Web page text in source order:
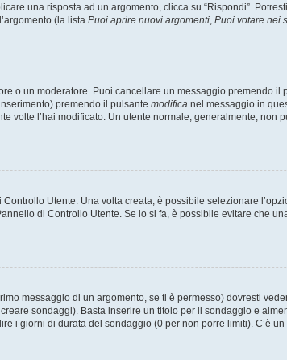
una risposta ad un argomento, clicca su “Rispondi”.
(la lista Puoi aprire nuovi argomenti Puoi votare nei
o un moderatore. Puoi cancellare un messaggio premendo il
premendo il pulsante modifica nel messaggio in
volte l’hai modificato. Un utente normale, generalmente, non
Utente. Una volta creata, è possibile selezionare
di Controllo Utente. Se lo si fa, è possibile evitare che
messaggio di un argomento, se ti è permesso) dovresti
sondaggi). Basta inserire un titolo per il sondaggio e
i giorni di durata del sondaggio (0 per non porre limiti). C’è